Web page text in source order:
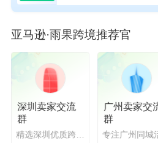
日亚官方全品类选品指南，
热销选品示例、品类竞争度
帮助卖家深入洞察本土市场。
亚马逊·雨果跨境推荐官
深圳卖家交流
群
精选深圳优质跨境
广州卖家交
群
专注广州同城